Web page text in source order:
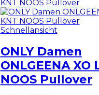
Schnellansicht
ONLY Damen
ONLGEENA XO
NOOS Pullover